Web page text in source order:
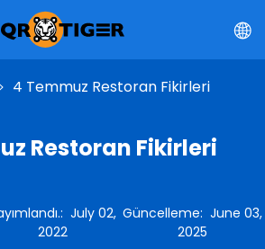
4 Temmuz Restoran Fikirleri
Restoran Fikirleri
:July 02,
2022
Güncelleme:June 03,
2025